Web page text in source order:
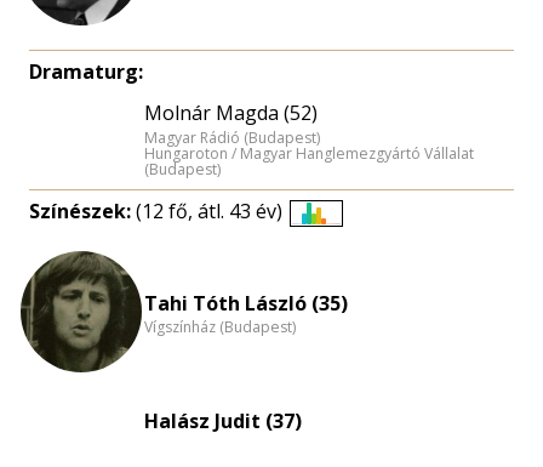
Dramaturg:
Molnár Magda (52)
Magyar Rádió (Budapest)
Hungaroton / Magyar Hanglemezgyártó Vállalat
(Budapest)
Színészek:(12 fő, átl. 43 év)
nagyítása
Tahi Tóth László (35)
Vígszínház (Budapest)
Halász Judit (37)